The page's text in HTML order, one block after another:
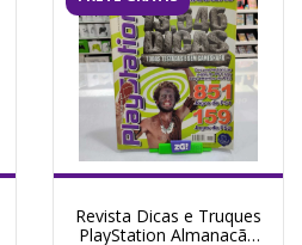
Revista Dicas e Truques
PlayStation Almanacão